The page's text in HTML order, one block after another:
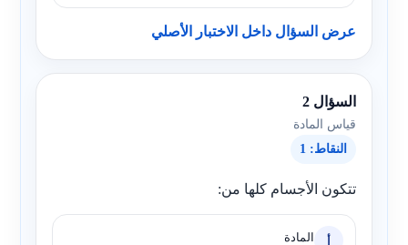
عرض السؤال داخل الاختبار الأصلي
السؤال 2
قياس المادة
النقاط: 1
تتكون الأجسام كلها من:
أ المادة